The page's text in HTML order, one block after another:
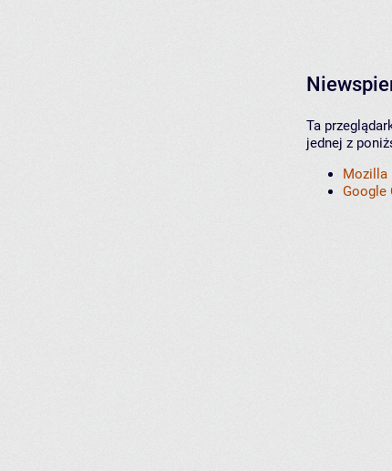
Ta
jednej z
Mozilla
Google